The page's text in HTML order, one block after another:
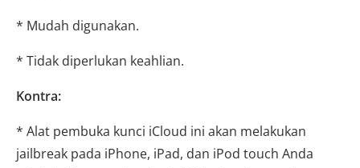
* Mudah digunakan.
* Tidak diperlukan keahlian.
Kontra:
* Alat pembuka kunci iCloud ini akan melakukan
jailbreak pada iPhone, iPad, dan iPod touch Anda